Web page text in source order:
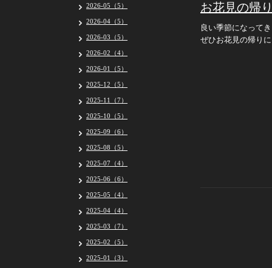
お花見の帰
良い季節になって
ぜひお花見の帰り
2026-05（5）
2026-04（5）
2026-03（5）
2026-02（4）
2026-01（5）
2025-12（5）
2025-11（7）
2025-10（5）
2025-09（6）
2025-08（5）
2025-07（4）
2025-06（6）
2025-05（4）
2025-04（4）
2025-03（7）
2025-02（5）
2025-01（3）